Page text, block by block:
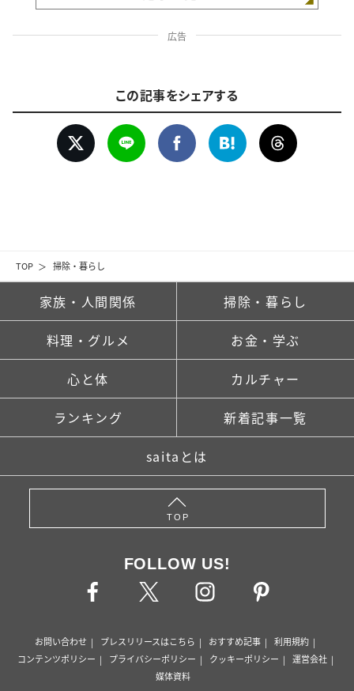
TOP 掃除・暮らし
広告
この記事をシェアする
家族・人間関係 掃除・暮らし
料理・グルメ お金・学ぶ
心と体 カルチャー
ランキング 新着記事一覧
saitaとは
TOP
FOLLOW US!
お問い合わせ プレスリリースはこちら おすすめ記事
利用規約
コンテンツポリシー
プライバシーポリシー クッキーポリシー
運営会社
媒体資料